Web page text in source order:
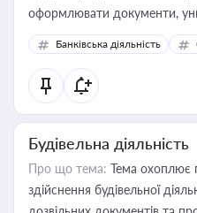
оформлювати документи,
забезпечувати їх належне
контрагентами
Банківська діяльність
Будівельна діяльність
Про що тема: Тема охоплює
здійснення будівельної